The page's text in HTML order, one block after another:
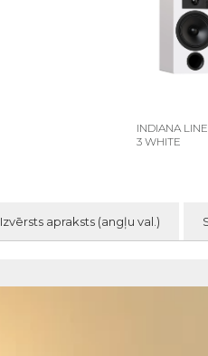
INDIANA
3 WHITE
Izvērsts apraksts (angļu val.)